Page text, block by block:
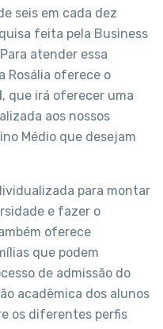
seis em cada dez
feita pela Business
atender essa
Rosália oferece o
, que irá oferecer uma
aos nossos
Médio que desejam
para montar
e fazer o
oferece
que podem
de admissão do
acadêmica dos alunos
os diferentes perfis